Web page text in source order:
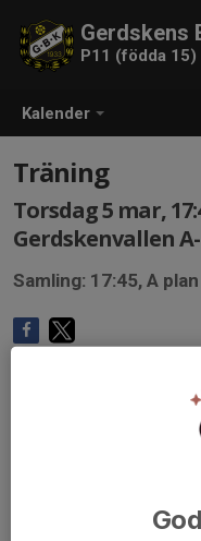
Kalender
Gerdskens
P11 (födda 15)
Träning
Torsdag 5 mar,
Gerdskenvallen
Samling: 17:45, A